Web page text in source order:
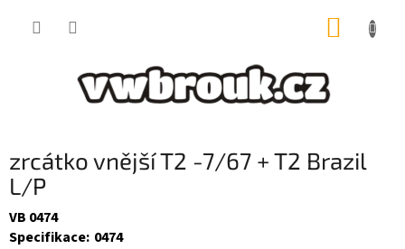
zrcátko vnější T2 -7/67 + T2 Brazil
L/P
VB 0474
Specifikace: 0474